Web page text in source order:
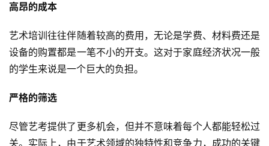
高昂的成本
艺术培训往往伴随着较高的费用，无论是学费、材料费还是
设备的购置都是一笔不小的开支。这对于家庭经济状况一般
的学生来说是一个巨大的负担。
严格的筛选
尽管艺考提供了更多机会，但并不意味着每个人都能轻松过
关。实际上，由于艺术领域的独特性和竞争力，成功的关键